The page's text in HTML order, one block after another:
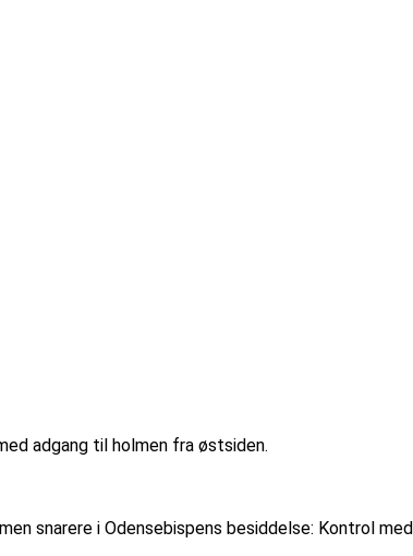
adgang til holmen fra østsiden.
snarere i Odensebispens besiddelse: Kontrol